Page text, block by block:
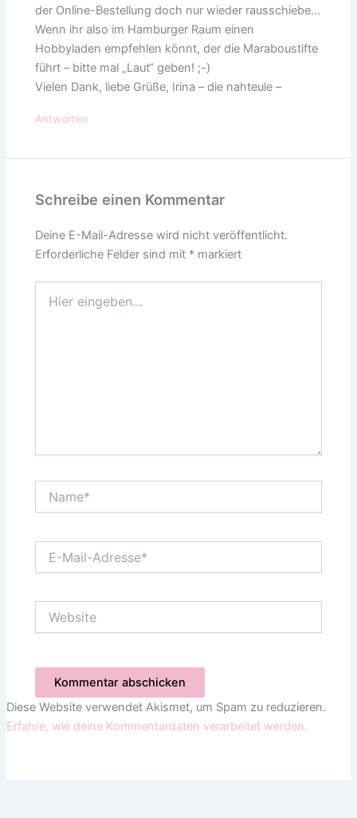
der Online-Bestellung doch nur wieder rausschiebe…
Wenn ihr also im Hamburger Raum einen
Hobbyladen empfehlen könnt, der die Maraboustifte
führt – bitte mal „Laut“ geben! ;-)
Vielen Dank, liebe Grüße, Irina – die nahteule –
Antworten
Schreibe einen Kommentar
Deine E-Mail-Adresse wird nicht veröffentlicht.
Erforderliche Felder sind mit * markiert
eingeben…
Mail-
Diese Website verwendet Akismet, um Spam zu reduzieren.
Erfahre, wie deine Kommentardaten verarbeitet werden.